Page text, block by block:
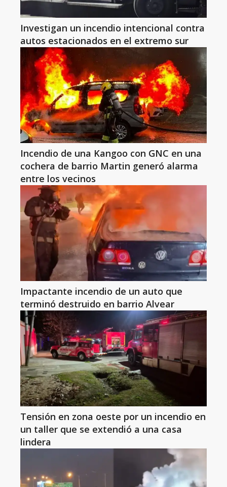
Investigan un incendio intencional contra
autos estacionados en el extremo sur
Incendio de una Kangoo con GNC en una
cochera de barrio Martin generó alarma
entre los vecinos
Impactante incendio de un auto que
terminó destruido en barrio Alvear
Tensión en zona oeste por un incendio en
un taller que se extendió a una casa
lindera